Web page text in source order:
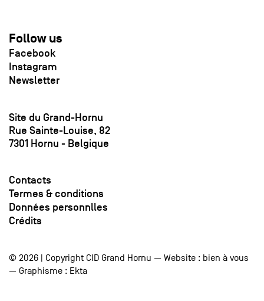
Follow us
Facebook
Instagram
Newsletter
Site du Grand-Hornu
Rue Sainte-Louise, 82
7301 Hornu - Belgique
Contacts
Termes & conditions
Données personnlles
Crédits
© 2026 | Copyright CID Grand Hornu — Website : bien à vous
— Graphisme : Ekta